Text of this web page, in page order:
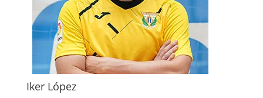
Iker López